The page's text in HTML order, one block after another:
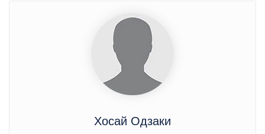
Хосай Одзаки